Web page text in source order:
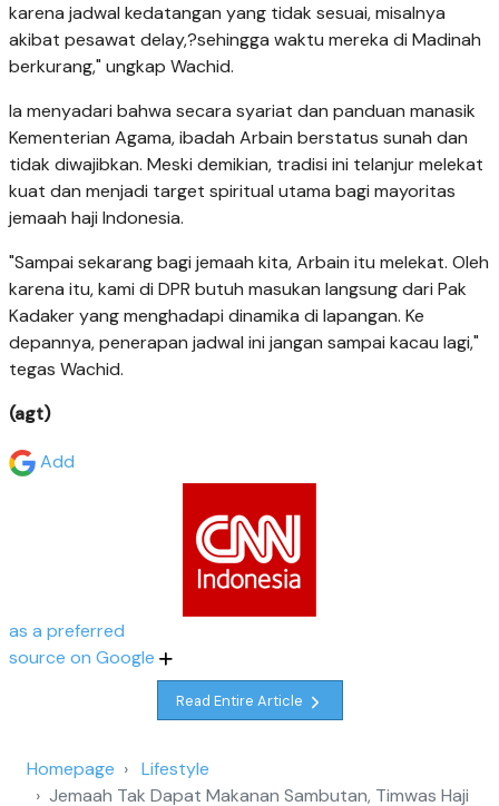
karena jadwal kedatangan yang tidak sesuai, misalnya
akibat pesawat delay,?sehingga waktu mereka di Madinah
berkurang," ungkap Wachid.
Ia menyadari bahwa secara syariat dan panduan manasik
Kementerian Agama, ibadah Arbain berstatus sunah dan
tidak diwajibkan. Meski demikian, tradisi ini telanjur melekat
kuat dan menjadi target spiritual utama bagi mayoritas
jemaah haji Indonesia.
"Sampai sekarang bagi jemaah kita, Arbain itu melekat. Oleh
karena itu, kami di DPR butuh masukan langsung dari Pak
Kadaker yang menghadapi dinamika di lapangan. Ke
depannya, penerapan jadwal ini jangan sampai kacau lagi,"
tegas Wachid.
(agt)
Add
as a preferred
source on Google
Read Entire Article
Homepage
Lifestyle
Jemaah Tak Dapat Makanan Sambutan, Timwas Haji